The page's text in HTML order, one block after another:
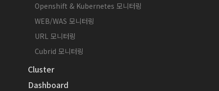
Openshift & Kubernetes 모니터링
WEB/WAS 모니터링
URL 모니터링
Cubrid 모니터링
Cluster
Dashboard